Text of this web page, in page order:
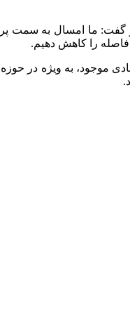
گفت: ما امسال به سمت
را کاهش دهیم.
موجود، به ویژه در